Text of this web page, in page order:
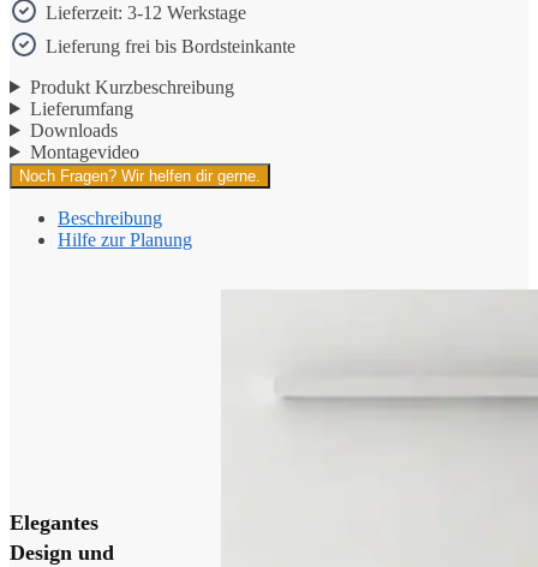
Lieferzeit: 3-12 Werkstage
Lieferung frei bis Bordsteinkante
Produkt Kurzbeschreibung
Lieferumfang
Downloads
Montagevideo
Noch Fragen? Wir helfen dir gerne.
Beschreibung
Hilfe zur Planung
Elegantes
Design und